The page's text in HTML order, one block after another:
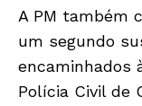
A PM também
um segundo
encaminhados
Polícia Civil de